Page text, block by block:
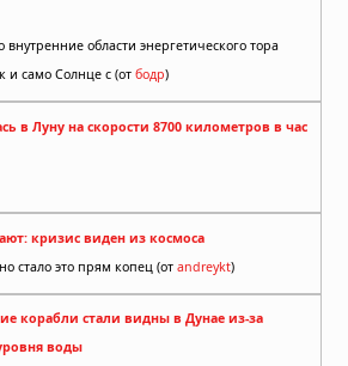
области энергетического тора
и само Солнце с (от бодр)
в Луну на скорости 8700 километров в час
кризис виден из космоса
стало это прям копец (от andreykt)
корабли стали видны в Дунае из-за
воды